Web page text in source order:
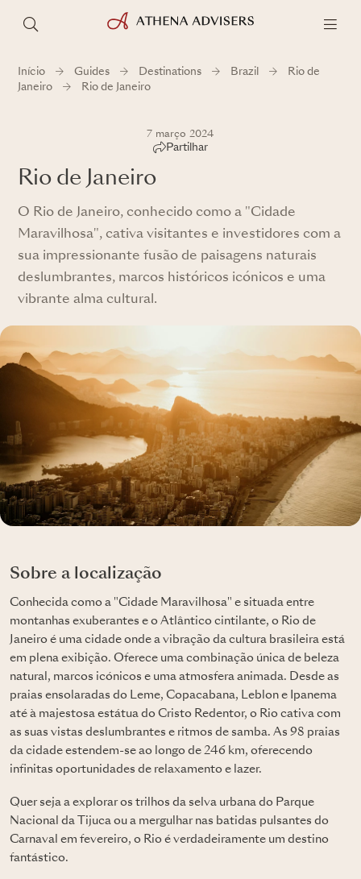
Início Guides Destinations Brazil
Rio de
Janeiro
Rio de Janeiro
7 março 2024
Partilhar
Rio de Janeiro
O Rio de Janeiro, conhecido como a "Cidade
Maravilhosa", cativa visitantes e investidores com a
sua impressionante fusão de paisagens naturais
deslumbrantes, marcos históricos icónicos e uma
vibrante alma cultural.
Sobre a localização
Conhecida como a "Cidade Maravilhosa" e situada entre
montanhas exuberantes e o Atlântico cintilante, o Rio de
Janeiro é uma cidade onde a vibração da cultura brasileira está
em plena exibição. Oferece uma combinação única de beleza
natural, marcos icónicos e uma atmosfera animada. Desde as
praias ensolaradas do Leme, Copacabana, Leblon e Ipanema
até à majestosa estátua do Cristo Redentor, o Rio cativa com
as suas vistas deslumbrantes e ritmos de samba. As 98 praias
da cidade estendem-se ao longo de 246 km, oferecendo
infinitas oportunidades de relaxamento e lazer.
Quer seja a explorar os trilhos da selva urbana do Parque
Nacional da Tijuca ou a mergulhar nas batidas pulsantes do
Carnaval em fevereiro, o Rio é verdadeiramente um destino
fantástico.